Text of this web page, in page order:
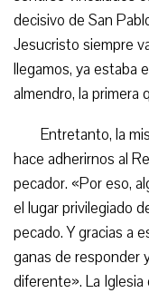
decisivo de San
Jesucristo siempre
llegamos, ya estaba
almendro, la primera
Entretanto, la
hace adherirnos al
pecador. «Por eso,
el lugar privilegiado
pecado. Y gracias a
ganas de responder
diferente». La